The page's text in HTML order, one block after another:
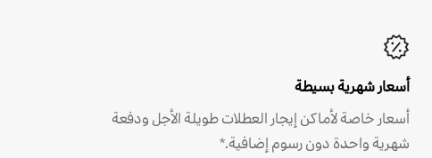
أسعار شهرية بسيطة
أسعار خاصة لأماكن إيجار العطلات طويلة الأجل ودفعة
شهرية واحدة دون رسوم إضافية.*